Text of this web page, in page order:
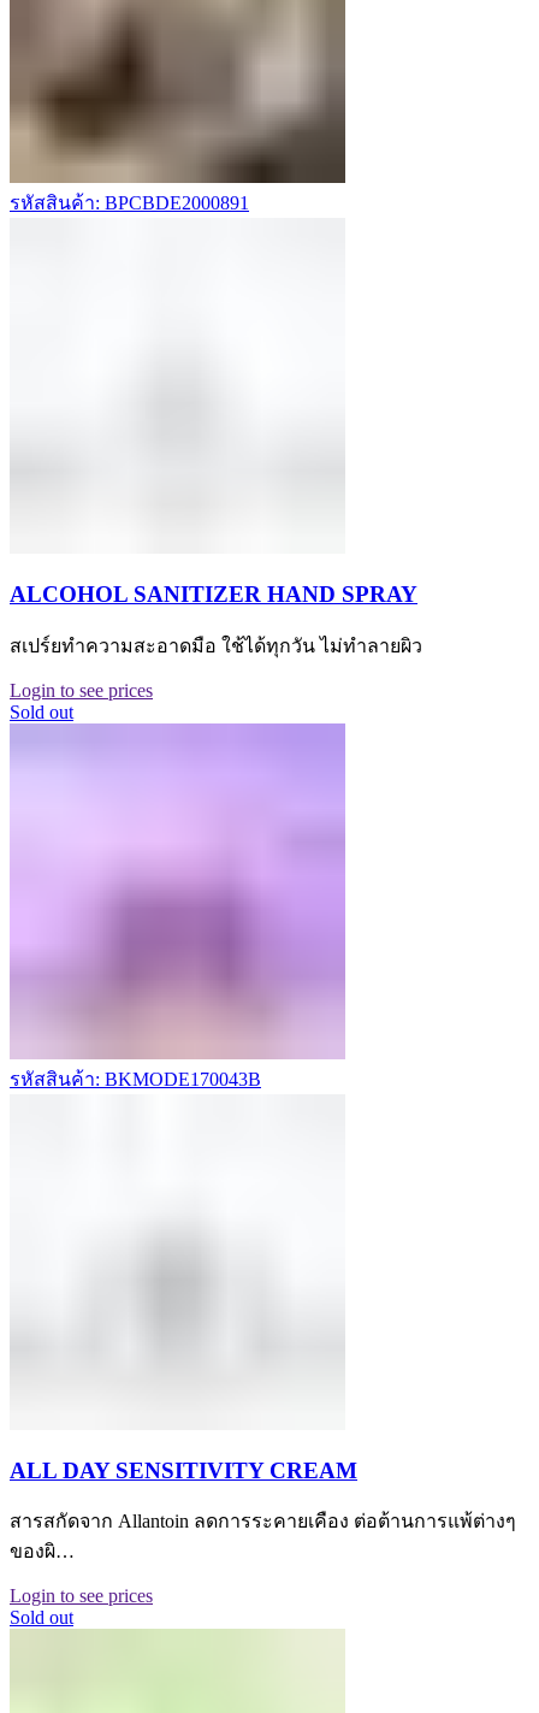
รหัสสินค้า: BPCBDE2000891
ALCOHOL SANITIZER HAND SPRAY
สเปร์ยทำความสะอาดมือ ใช้ได้ทุกวัน ไม่ทำลายผิว
Login to see prices
Sold out
รหัสสินค้า: BKMODE170043B
ALL DAY SENSITIVITY CREAM
สารสกัดจาก Allantoin ลดการระคายเคือง ต่อต้านการแพ้ต่างๆ
ของผิ…
Login to see prices
Sold out